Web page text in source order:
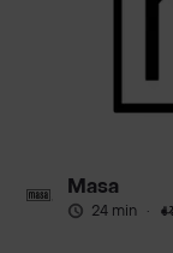
Masa
24 min ·